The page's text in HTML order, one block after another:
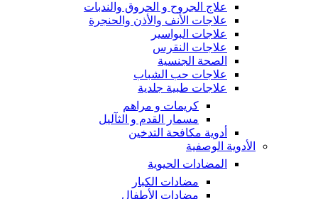
علاج الجروح و الحروق والندبات
علاجات الأنف والأذن والحنجرة
علاجات البواسير
علاجات النقرس
الصحة الجنسية
علاجات حب الشباب
علاجات طبية جلدية
كريمات و مراهم
مسمار القدم و الثآليل
أدوية مكافحة التدخين
الأدوية الوصفية
المضادات الحيوية
مضادات الكبار
مضادات الأطفال